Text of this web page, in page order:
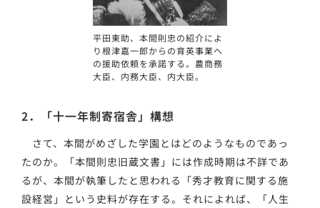
平田東助、本間則忠の紹介によ
り根津嘉一郎からの育英事業へ
の援助依頼を承諾する。農商務
大臣、内務大臣、内大臣。
2．「十一年制寄宿舎」構想
さて、本間がめざした学園とはどのようなものであっ
たのか。「本間則忠旧蔵文書」には作成時期は不詳であ
るが、本間が執筆したと思われる「秀才教育に関する施
設経営」という史料が存在する。それによれば、「人生